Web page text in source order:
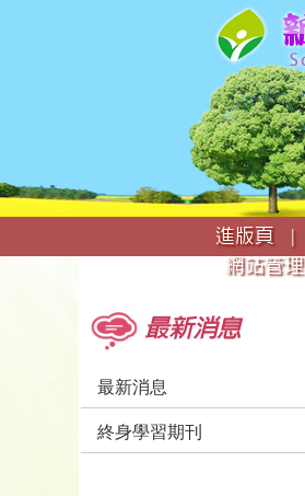
:::
進版頁 |
網站管理
最新消息
最新消息
終身學習期刊